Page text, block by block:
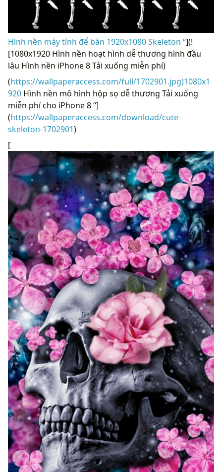
Hình nền máy tính để bàn 1920x1080 Skeleton “](!
[1080x1920 Hình nền hoạt hình dễ thương hình đầu
lâu Hình nền iPhone 8 Tải xuống miễn phí)
(https://wallpaperaccess.com/full/1702901.jpg)1080x1
920 Hình nền mô hình hộp sọ dễ thương Tải xuống
miễn phí cho iPhone 8 “]
(https://wallpaperaccess.com/download/cute-
skeleton-1702901)
[